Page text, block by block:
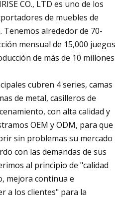
CO., LTD es uno de los
de muebles de
Tenemos alrededor de 70-
mensual de 15,000 juegos
de más de 10 millones
cubren 4 series, camas
de metal, casilleros de
con alta calidad y
OEM y ODM, para que
sin problemas su mercado
con las demandas de sus
al principio de "calidad
mejora continua e
a los clientes" para la